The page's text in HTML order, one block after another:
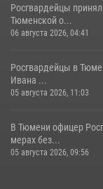
Росгвардейцы
Тюменской о...
06 августа 2026, 04:41
Росгвардейцы в
Ивана ...
05 августа 2026, 11:03
В Тюмени офицер
мерах без...
05 августа 2026, 09:56